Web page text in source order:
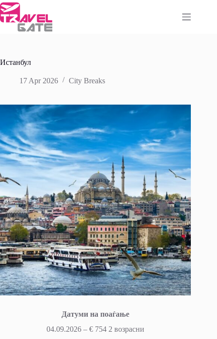
Skip
to
content
Истанбул
17 Apr 2026 City Breaks
Датуми на поаѓање
04.09.2026 – € 754 2 возрасни